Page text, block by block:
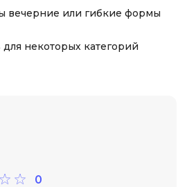
вечерние или гибкие формы
некоторых категорий
0